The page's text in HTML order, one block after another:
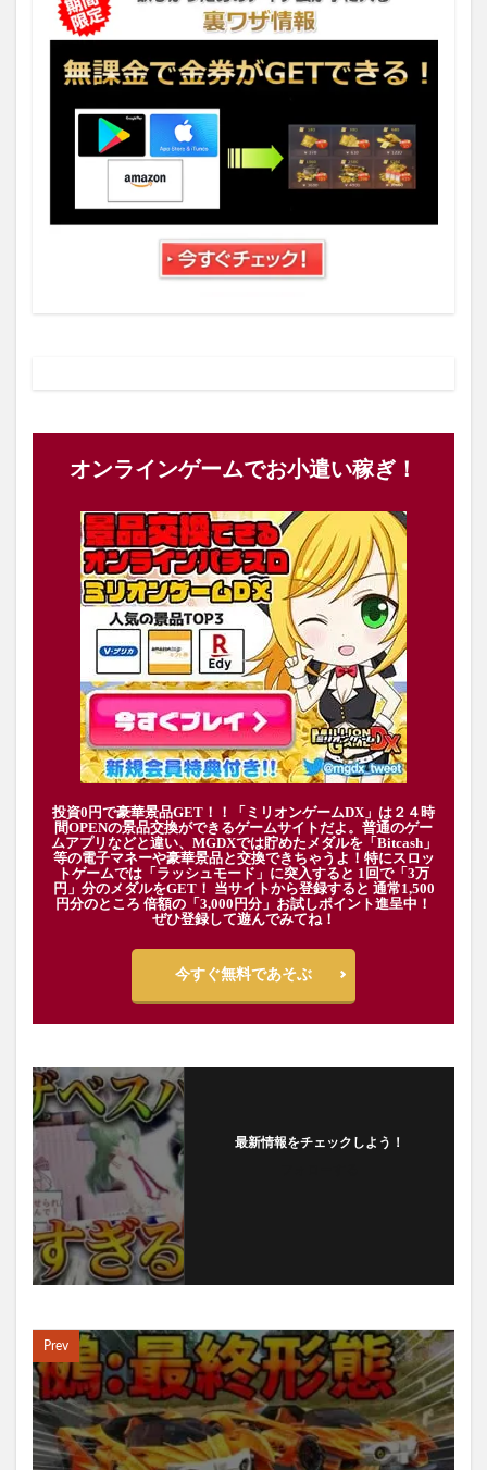
オンラインゲームでお小遣い稼ぎ！
投資0円で豪華景品GET！！「ミリオンゲームDX」は２４時
間OPENの景品交換ができるゲームサイトだよ。普通のゲー
ムアプリなどと違い、MGDXでは貯めたメダルを「Bitcash」
等の電子マネーや豪華景品と交換できちゃうよ！特にスロッ
トゲームでは「ラッシュモード」に突入すると 1回で「3万
円」分のメダルをGET！ 当サイトから登録すると 通常1,500
円分のところ 倍額の「3,000円分」お試しポイント進呈中！
ぜひ登録して遊んでみてね！
今すぐ無料であそぶ
最新情報をチェックしよう！
Prev